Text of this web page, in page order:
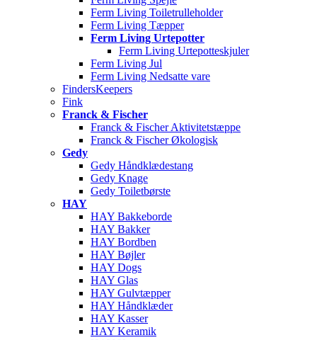
Ferm Living Toiletrulleholder
Ferm Living Tæpper
Ferm Living Urtepotter
Ferm Living Urtepotteskjuler
Ferm Living Jul
Ferm Living Nedsatte vare
FindersKeepers
Fink
Franck & Fischer
Franck & Fischer Aktivitetstæppe
Franck & Fischer Økologisk
Gedy
Gedy Håndklædestang
Gedy Knage
Gedy Toiletbørste
HAY
HAY Bakkeborde
HAY Bakker
HAY Bordben
HAY Bøjler
HAY Dogs
HAY Glas
HAY Gulvtæpper
HAY Håndklæder
HAY Kasser
HAY Keramik